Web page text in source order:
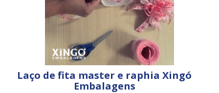
Laço de fita master e raphia Xingó
Embalagens